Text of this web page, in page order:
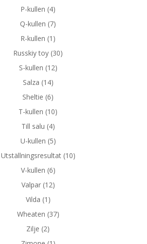
P-kullen (4)
Q-kullen (7)
R-kullen (1)
Russkiy toy (30)
S-kullen (12)
Salza (14)
Sheltie (6)
T-kullen (10)
Till salu (4)
U-kullen (5)
Utställningsresultat(10)
V-kullen (6)
Valpar(12)
Vilda (1)
Wheaten (37)
Zilje (2)